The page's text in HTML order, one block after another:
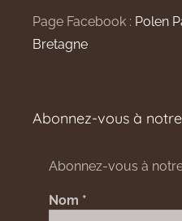
Page Facebook : Polen
Bretagne
Abonnez-vous à
Abonnez-vous à
Nom *